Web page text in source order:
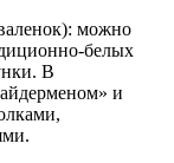
можно
белых
В
и